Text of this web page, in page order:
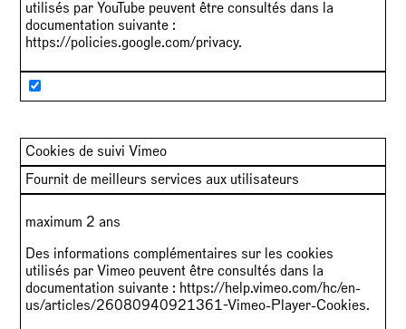
utilisés par YouTube peuvent être consultés dans la
documentation suivante :
https://policies.google.com/privacy.
Cookies de suivi Vimeo
Fournit de meilleurs services aux utilisateurs
maximum 2 ans
Des informations complémentaires sur les cookies
utilisés par Vimeo peuvent être consultés dans la
documentation suivante : https://help.vimeo.com/hc/en-
us/articles/26080940921361-Vimeo-Player-Cookies.